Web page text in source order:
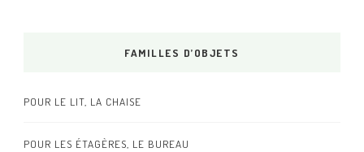
FAMILLES D’OBJETS
POUR LE LIT, LA CHAISE
POUR LES ÉTAGÈRES, LE BUREAU